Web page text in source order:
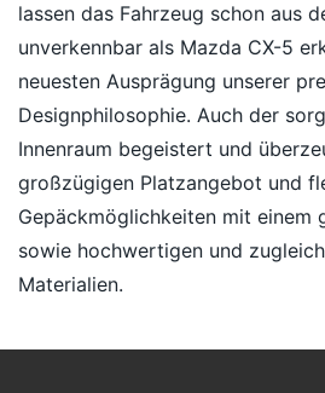
lassen das Fahrzeug schon aus
unverkennbar als Mazda CX-5
neuesten Ausprägung unserer
Designphilosophie. Auch der
Innenraum begeistert und
großzügigen Platzangebot und
Gepäckmöglichkeiten mit einem
sowie hochwertigen und
Materialien.